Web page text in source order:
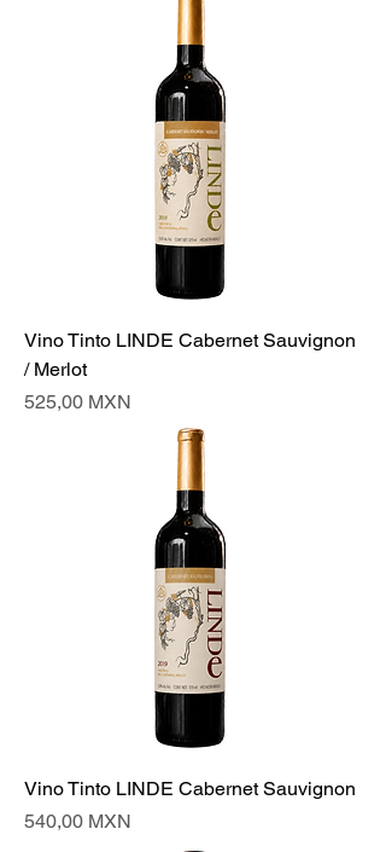
Vino Tinto LINDE Cabernet Sauvignon
/ Merlot
Precio
525,00 MXN
Vino Tinto LINDE Cabernet Sauvignon
Precio
540,00 MXN